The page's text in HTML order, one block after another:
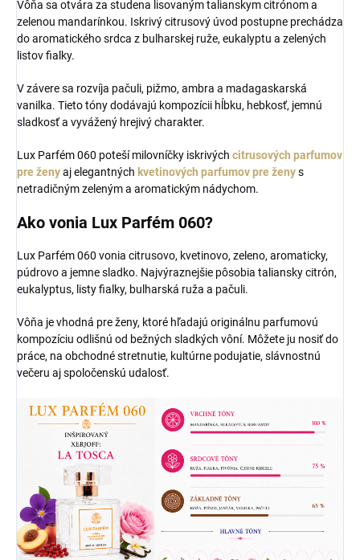
Vôňa sa otvára za studena lisovaným talianskym citrónom a
zelenou mandarínkou. Iskrivý citrusový úvod postupne prechádza
do aromatického srdca z bulharskej ruže, eukalyptu a zelených
listov fialky.
V závere sa rozvíja pačuli, pižmo, ambra a madagaskarská
vanilka. Tieto tóny dodávajú kompozícii hĺbku, hebkosť, jemnú
sladkosť a vyvážený hrejivý charakter.
Lux Parfém 060 poteší milovníčky iskrivých citrusových parfumov
pre ženyaj elegantných kvetinových parfumov pre ženys
netradičným zeleným a aromatickým nádychom.
Ako vonia Lux Parfém 060?
Lux Parfém 060 vonia citrusovo, kvetinovo, zeleno, aromaticky,
púdrovo a jemne sladko. Najvýraznejšie pôsobia taliansky citrón,
eukalyptus, listy fialky, bulharská ruža a pačuli.
Vôňa je vhodná pre ženy, ktoré hľadajú originálnu parfumovú
kompozíciu odlišnú od bežných sladkých vôní. Môžete ju nosiť do
práce, na obchodné stretnutie, kultúrne podujatie, slávnostnú
večeru aj spoločenskú udalosť.